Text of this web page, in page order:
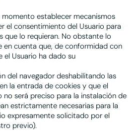
establecer mecanismos
el consentimiento del Usuario para
que lo requieran. No obstante lo
en cuenta que, de conformidad con
el Usuario ha dado su
del navegador deshabilitando las
la entrada de cookies y que el
será preciso para la instalación de
estrictamente necesarias para la
expresamente solicitado por el
previo).